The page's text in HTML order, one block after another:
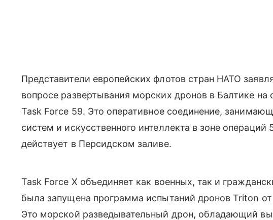
Представители европейских флотов стран НАТО
вопросе развертывания морских дронов в Балтике
Task Force 59. Это оперативное соединение,
систем и искусственного интеллекта в зоне
действует в Персидском заливе.
Task Force X объединяет как военных, так и
была запущена программа испытаний дронов Triton
Это морской разведывательный дрон, обладающий